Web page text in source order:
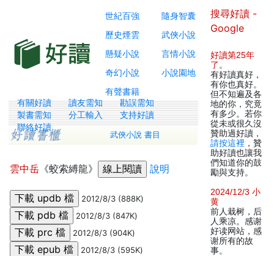
世紀百強
隨身智囊
歷史煙雲
武俠小說
懸疑小說
言情小說
奇幻小說
小說園地
有聲書籍
有關好讀 讀友需知
勘誤需知
製書需知
分工輸入
支持好讀
聯絡好讀
武俠小說 書目
雲中岳 《蛟索縛龍》 說明
2012/8/3 (888K)
2012/8/3 (847K)
2012/8/3 (904K)
2012/8/3 (595K)
搜尋好讀 -
Google
好讀第25年
了 。
有好讀真好，
有你也真好。
但不知遍及各
地的你，究竟
有多少。若你
從未或很久沒
贊助過好讀，
請按這裡 ，贊
助好讀也讓我
們知道你的鼓
勵與支持。
2024/12/3 小
黄
前人栽树，后
人乘凉。感谢
好读网站，感
谢所有的故
事。